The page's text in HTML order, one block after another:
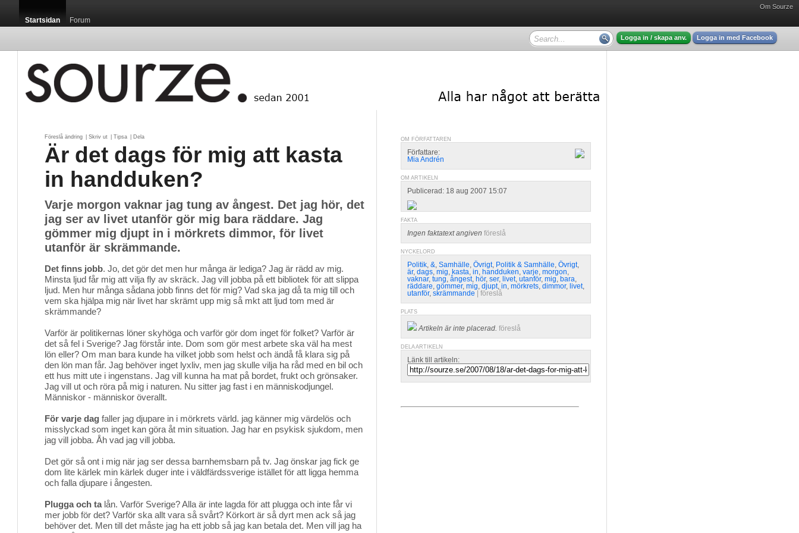
Om Sourze
Startsidan Forum
Logga in / skapa anv. Logga in med Facebook
Föreslå ändring Skriv ut Tipsa Dela
Är det dags för mig att kasta
in handduken?
Varje morgon vaknar jag tung av ångest. Det jag hör, det
jag ser av livet utanför gör mig bara räddare. Jag
gömmer mig djupt in i mörkrets dimmor, för livet
utanför är skrämmande.
Det finns jobb. Jo, det gör det men hur många är lediga? Jag är rädd av mig.
Minsta ljud får mig att vilja fly av skräck. Jag vill jobba på ett bibliotek för att slippa
ljud. Men hur många sådana jobb finns det för mig? Vad ska jag då ta mig till och
vem ska hjälpa mig när livet har skrämt upp mig så mkt att ljud tom med är
skrämmande?
Varför är politikernas löner skyhöga och varför gör dom inget för folket? Varför är
det så fel i Sverige? Jag förstår inte. Dom som gör mest arbete ska väl ha mest
lön eller? Om man bara kunde ha vilket jobb som helst och ändå få klara sig på
den lön man får. Jag behöver inget lyxliv, men jag skulle vilja ha råd med en bil och
ett hus mitt ute i ingenstans. Jag vill kunna ha mat på bordet, frukt och grönsaker.
Jag vill ut och röra på mig i naturen. Nu sitter jag fast i en människodjungel.
Människor - människor överallt.
För varje dag faller jag djupare in i mörkrets värld. jag känner mig värdelös och
misslyckad som inget kan göra åt min situation. Jag har en psykisk sjukdom, men
jag vill jobba. Åh vad jag vill jobba.
Det gör så ont i mig när jag ser dessa barnhemsbarn på tv. Jag önskar jag fick ge
dom lite kärlek min kärlek duger inte i väldfärdssverige istället för att ligga hemma
och falla djupare i ångesten.
Plugga och talån. Varför Sverige? Alla är inte lagda för att plugga och inte får vi
mer jobb för det? Varför ska allt vara så svårt? Körkort är så dyrt men ack så jag
behöver det. Men till det måste jag ha ett jobb så jag kan betala det. Men vill jag ha
OM FÖRFATTAREN
Författare:
Mia Andrén
OM ARTIKELN
Publicerad: 18 aug 2007 15:07
FAKTA
Ingen faktatext angiven föreslå
NYCKELORD
Politik, &, Samhälle, Övrigt, Politik & Samhälle, Övrigt,
är, dags, mig, kasta, in, handduken, varje, morgon,
vaknar, tung, ångest, hör, ser, livet, utanför, mig, bara,
räddare, gömmer, mig, djupt, in, mörkrets, dimmor, livet,
utanför, skrämmande föreslå
PLATS
Artikeln är inte placerad. föreslå
DELA ARTIKELN
Länk till artikeln: